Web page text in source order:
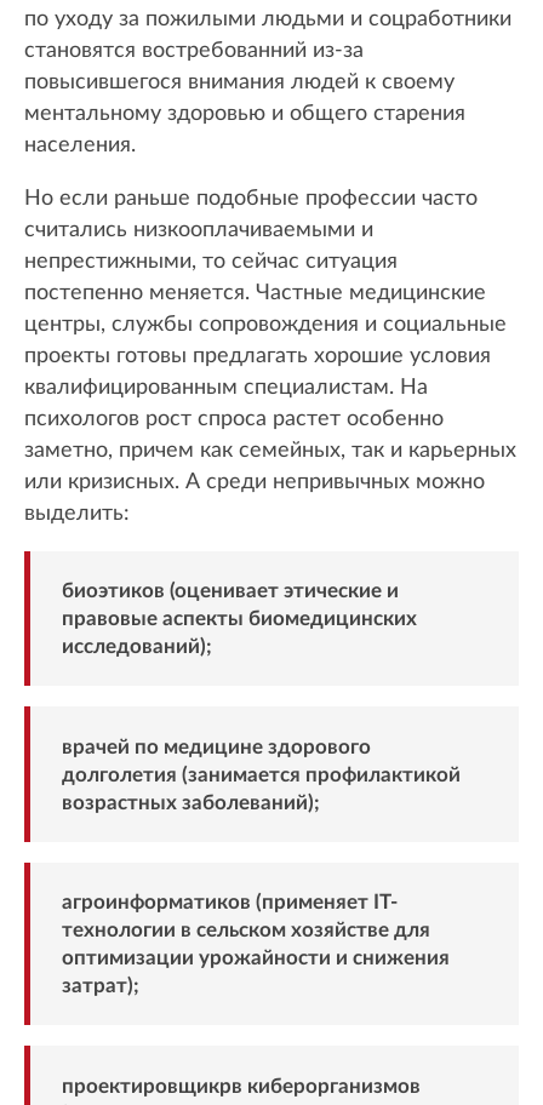
по уходу за пожилыми людьми и соцработники
становятся востребованний из-за
повысившегося внимания людей к своему
ментальному здоровью и общего старения
населения.
Но если раньше подобные профессии часто
считались низкооплачиваемыми и
непрестижными, то сейчас ситуация
постепенно меняется. Частные медицинские
центры, службы сопровождения и социальные
проекты готовы предлагать хорошие условия
квалифицированным специалистам. На
психологов рост спроса растет особенно
заметно, причем как семейных, так и карьерных
или кризисных. А среди непривычных можно
выделить:
биоэтиков (оценивает этические и
правовые аспекты биомедицинских
исследований);
врачей по медицине здорового
долголетия (занимается профилактикой
возрастных заболеваний);
агроинформатиков (применяет IT-
технологии в сельском хозяйстве для
оптимизации урожайности и снижения
затрат);
проектировщикрв киберорганизмов